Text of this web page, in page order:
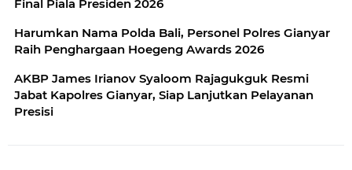
Final Piala Presiden 2026
Harumkan Nama Polda Bali, Personel Polres Gianyar
Raih Penghargaan Hoegeng Awards 2026
AKBP James Irianov Syaloom Rajagukguk Resmi
Jabat Kapolres Gianyar, Siap Lanjutkan Pelayanan
Presisi